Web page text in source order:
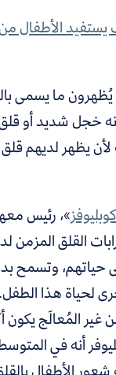
الأطفال من
يُظهرون ما يسمى
خجل شديد أو
يظهر لديهم
»، رئيس
القلق المزمن
حياتهم، وتسمح
لحياة هذا
غير المُعالَج يكون
أنه في